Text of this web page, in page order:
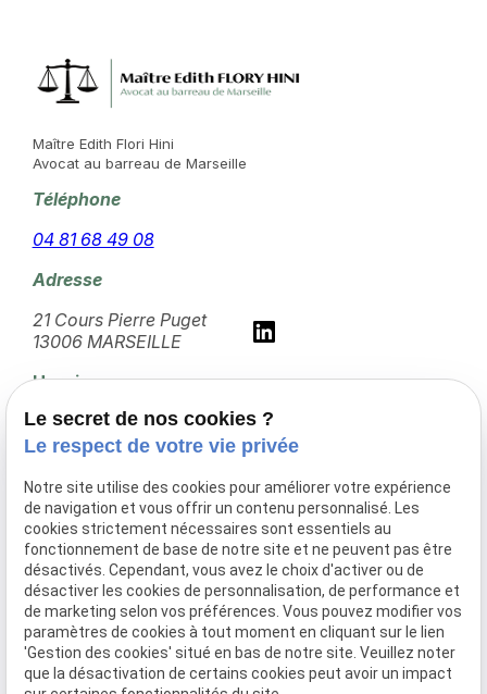
Maître Edith Flori Hini
Avocat au barreau de Marseille
Téléphone
04 81 68 49 08
Adresse
21 Cours Pierre Puget
13006 MARSEILLE
Horaires
10:00 - 18:30
Lundi - Vendredi
Avocat en dommage corporel à Martigues
Avocat en dommage corporel à Aix-en-
Provence
Avocat en dommage corporel à Avignon
Avocat en dommage corporel à Salon-de-
Provence
Le secret de nos cookies ?
Le respect de votre vie privée
Notre site utilise des cookies pour améliorer votre expérience
de navigation et vous offrir un contenu personnalisé. Les
cookies strictement nécessaires sont essentiels au
fonctionnement de base de notre site et ne peuvent pas être
désactivés. Cependant, vous avez le choix d'activer ou de
désactiver les cookies de personnalisation, de performance et
de marketing selon vos préférences. Vous pouvez modifier vos
paramètres de cookies à tout moment en cliquant sur le lien
'Gestion des cookies' situé en bas de notre site. Veuillez noter
que la désactivation de certains cookies peut avoir un impact